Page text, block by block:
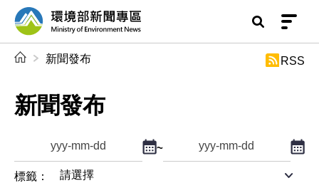
前往中央內容區塊
環境部新聞專區
新聞發布 RSS
新聞發布
查詢起日期
點擊選擇日期起日
~
查詢迄日期
點
標籤：